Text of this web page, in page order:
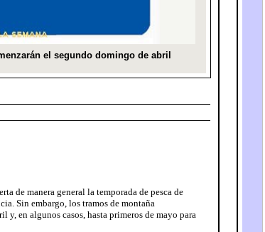
de manera general la temporada de pesca de
Sin embargo, los tramos de montaña
y, en algunos casos, hasta primeros de mayo para